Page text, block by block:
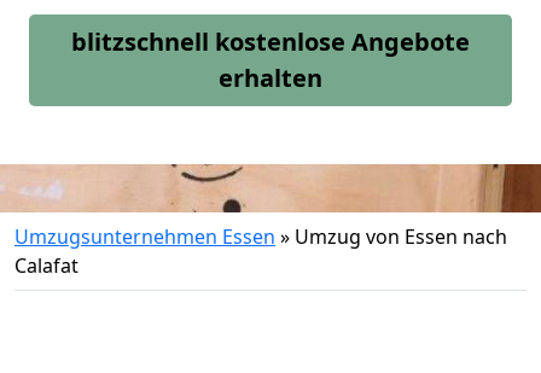
blitzschnell kostenlose Angebote
erhalten
Umzugsunternehmen Essen » Umzug von Essen nach
Calafat